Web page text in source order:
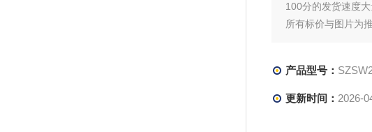
100分的发货速度
所有标价与图片为
产品型号：
更新时间： 2026-